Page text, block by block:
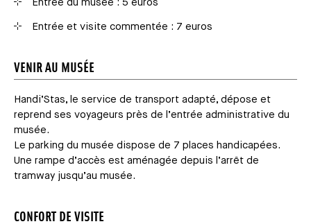
Entrée et visite commentée : 7 euros
VENIR AU MUSÉE
Handi’Stas, le service de transport adapté, dépose et
reprend ses voyageurs près de l’entrée administrative du
musée.
Le parking du musée dispose de 7 places handicapées.
Une rampe d’accès est aménagée depuis l’arrêt de
tramway jusqu’au musée.
CONFORT DE VISITE